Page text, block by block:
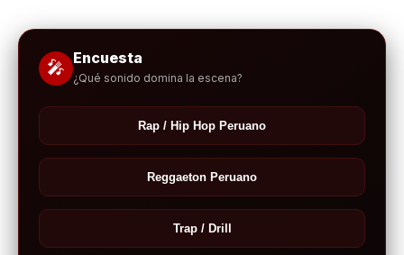
🎤 Encuesta
¿Qué sonido domina la escena?
Rap / Hip Hop Peruano
Reggaeton Peruano
Trap / Drill